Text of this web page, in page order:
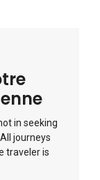
in seeking
journeys
traveler is